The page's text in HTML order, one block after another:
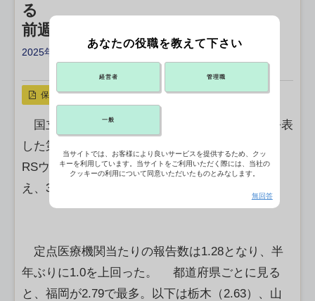
る
前週比68.2％増 JIHS
2025年09月09日 17:30
リンクをコピー
保存
国立健康危機管理研究機構（JIHS）が9日に公表
した第35週（8月25－31日）のデータによると、
RSウイルス感染症の報告数は前週から68.2％増
え、3,013人となった。
定点医療機関当たりの報告数は1.28となり、半
年ぶりに1.0を上回った。 都道府県ごとに見る
と、福岡が2.79で最多。以下は栃木（2.63）、山
あなたの役職を教えて下さい
経営者 管理職
一般
当サイトでは、お客様により良いサービスを提供するため、クッ
キーを利用しています。当サイトをご利用いただく際には、当社の
クッキーの利用について同意いただいたものとみなします。
無回答